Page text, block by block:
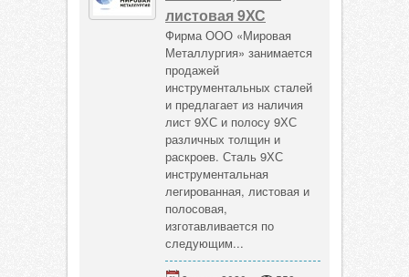
листовая 9ХС
Фирма ООО «Мировая
Металлургия» занимается
продажей
инструментальных сталей
и предлагает из наличия
лист 9ХС и полосу 9ХС
различных толщин и
раскроев. Сталь 9ХС
инструментальная
легированная, листовая и
полосовая,
изготавливается по
следующим...